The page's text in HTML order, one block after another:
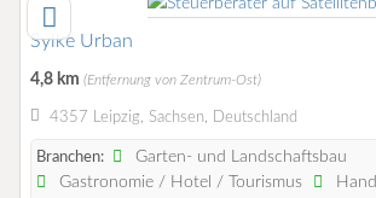
Sylke Urban
4,8 km (Entfernung von Zentrum-Ost)
4357 Leipzig, Sachsen, Deutschland
Branchen:
Garten- und Landschaftsbau
Gastronomie / Hotel / Tourismus